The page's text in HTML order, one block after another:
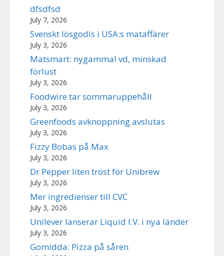
dfsdfsd
July 7, 2026
Svenskt lösgodis i USA:s mataffärer
July 3, 2026
Matsmart: nygammal vd, minskad
förlust
July 3, 2026
Foodwire tar sommaruppehåll
July 3, 2026
Greenfoods avknoppning avslutas
July 3, 2026
Fizzy Bobas på Max
July 3, 2026
Dr Pepper liten tröst för Unibrew
July 3, 2026
Mer ingredienser till CVC
July 3, 2026
Unilever lanserar Liquid I.V. i nya länder
July 3, 2026
Gomidda: Pizza på såren